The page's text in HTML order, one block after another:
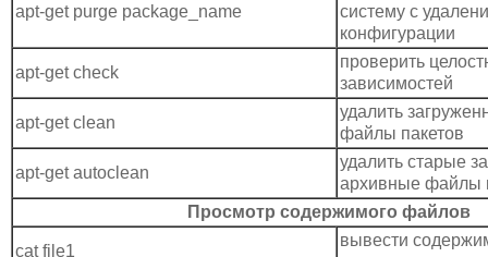
apt-get purge package_name
систему с
конфигурации
apt-get check
проверить
зависимостей
apt-get clean
удалить
файлы пакетов
apt-get autoclean
удалить старые
архивные файлы
Просмотр содержимого файлов
cat file1
вывести